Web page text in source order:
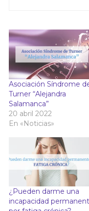
Asociación Síndrome
Turner “Alejandra
Salamanca”
20 abril 2022
En «Noticias»
¿Pueden darme una
incapacidad